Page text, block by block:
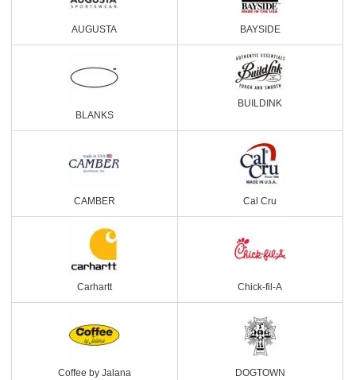
AUGUSTA BAYSIDE
BLANKS
BUILDINK
CAMBER Cal Cru
Carhartt Chick-fil-A
Coffee by Jalana DOGTOWN